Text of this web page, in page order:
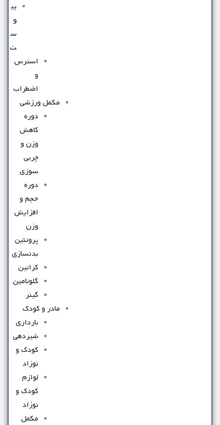
یب
و
س
ت
استرس
و
اضطراب
مکمل ورزشی
دوره
کاهش
وزن و
چربی
سوزی
دوره
حجم و
افزایش
وزن
پروتئین
بدنسازی
کراتین
گلوتامین
گینر
مادر و کودک
بارداری
شیردهی
کودک و
نوزاد
لوازم
کودک و
نوزاد
مکمل